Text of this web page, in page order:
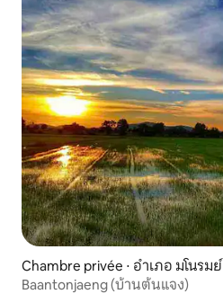
Chambre privée ⋅ อำเภอ มโนรมย์
Baantonjaeng (บ้านต้นแจง)